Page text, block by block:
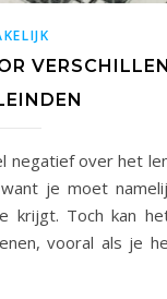
negatief over het
je moet
krijgt. Toch kan
vooral als je